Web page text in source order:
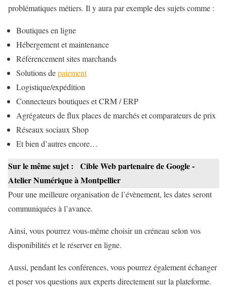
problématiques métiers. Il y aura par exemple des sujets comme :
Boutiques en ligne
Hébergement et maintenance
Référencement sites marchands
Solutions depaiement
Logistique/expédition
Connecteurs boutiques et CRM / ERP
Agrégateurs de flux places de marchés et comparateurs de prix
Réseaux sociaux Shop
Et bien d’autres encore…
Sur le même sujet :
Cible Web partenaire de Google -
Atelier Numérique à Montpellier
Pour une meilleure organisation de l’évènement, les dates seront
communiquées à l’avance.
Ainsi, vous pourrez vous-même choisir un créneau selon vos
disponibilités et le réserver en ligne.
Aussi, pendant les conférences, vous pourrez également échanger
et poser vos questions aux experts directement sur la plateforme.